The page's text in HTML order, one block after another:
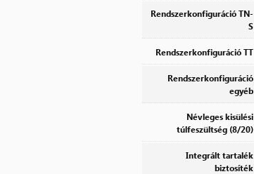
Rendszerkonfiguráció TN-
S
Rendszerkonfiguráció TT
Rendszerkonfiguráció
egyéb
Névleges kisülési
túlfeszültség (8/20)
Integrált tartalék
biztosíték